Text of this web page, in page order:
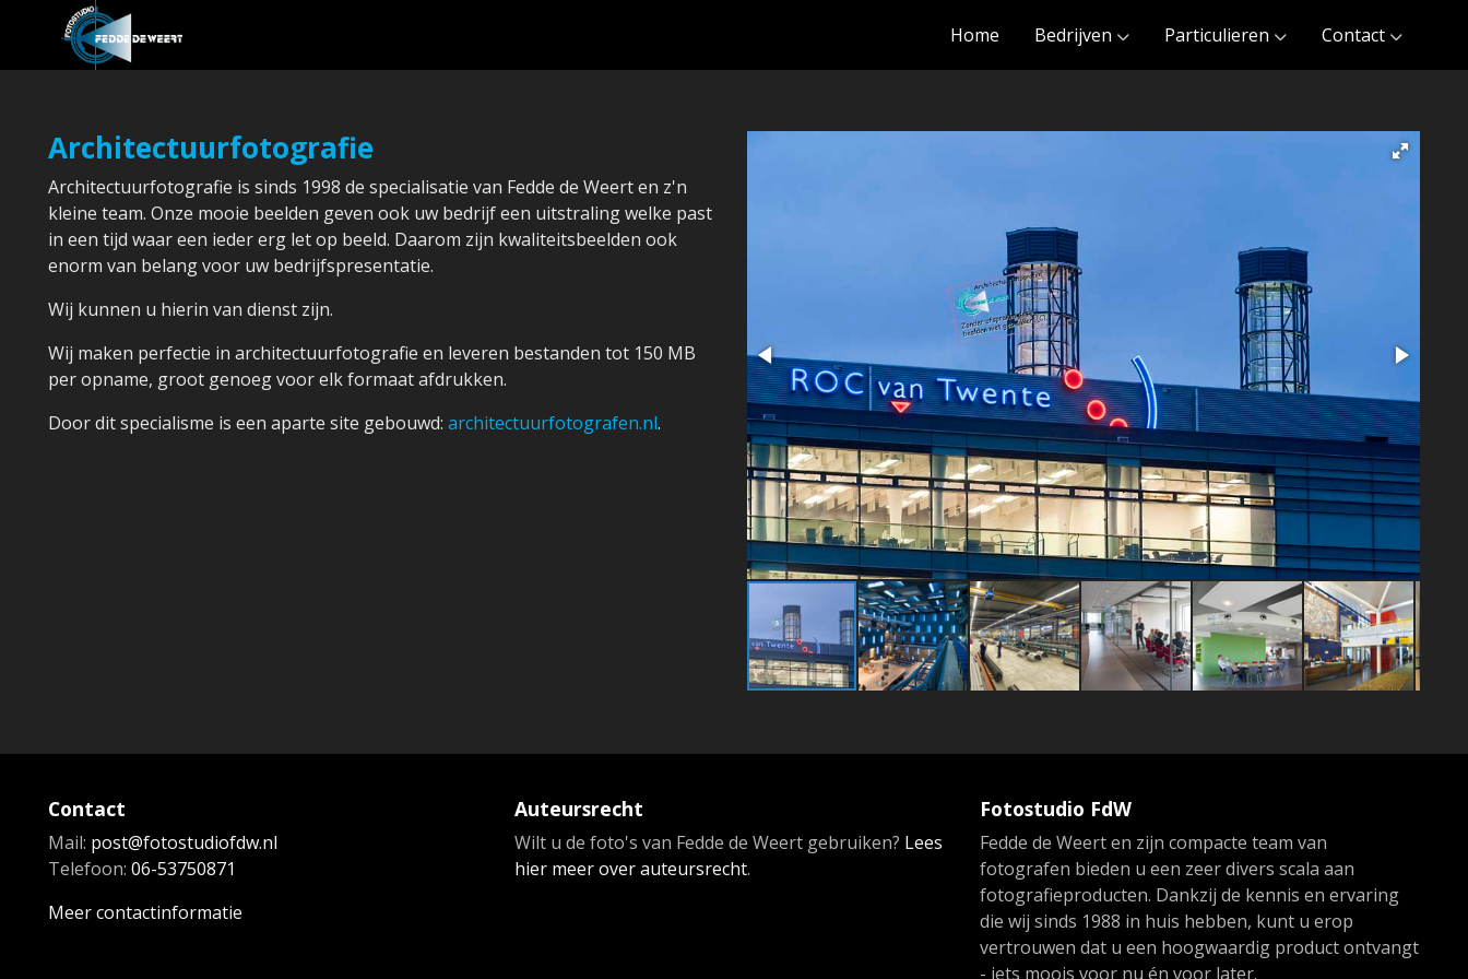
Home Bedrijven Particulieren Contact
Architectuurfotografie
Architectuurfotografie is sinds 1998 de specialisatie van Fedde de Weert en z'n
kleine team. Onze mooie beelden geven ook uw bedrijf een uitstraling welke past
in een tijd waar een ieder erg let op beeld. Daarom zijn kwaliteitsbeelden ook
enorm van belang voor uw bedrijfspresentatie.
Wij kunnen u hierin van dienst zijn.
Wij maken perfectie in architectuurfotografie en leveren bestanden tot 150 MB
per opname, groot genoeg voor elk formaat afdrukken.
Door dit specialisme is een aparte site gebouwd: architectuurfotografen.nl.
Contact
Mail: post@fotostudiofdw.nl
Telefoon: 06-53750871
Meer contactinformatie
Auteursrecht
Wilt u de foto's van Fedde de Weert gebruiken? Lees
hier meer over auteursrecht.
Fotostudio FdW
Fedde de Weert en zijn compacte team van
fotografen bieden u een zeer divers scala aan
fotografieproducten. Dankzij de kennis en ervaring
die wij sinds 1988 in huis hebben, kunt u erop
vertrouwen dat u een hoogwaardig product ontvangt
- iets moois voor nu én voor later.